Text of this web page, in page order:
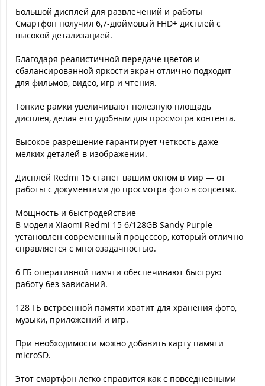
Большой дисплей для развлечений и работы
Смартфон получил 6,7-дюймовый FHD+ дисплей с
высокой детализацией.
Благодаря реалистичной передаче цветов и
сбалансированной яркости экран отлично подходит
для фильмов, видео, игр и чтения.
Тонкие рамки увеличивают полезную площадь
дисплея, делая его удобным для просмотра контента.
Высокое разрешение гарантирует четкость даже
мелких деталей в изображении.
Дисплей Redmi 15 станет вашим окном в мир — от
работы с документами до просмотра фото в соцсетях.
Мощность и быстродействие
В модели Xiaomi Redmi 15 6/128GB Sandy Purple
установлен современный процессор, который отлично
справляется с многозадачностью.
6 ГБ оперативной памяти обеспечивают быструю
работу без зависаний.
128 ГБ встроенной памяти хватит для хранения фото,
музыки, приложений и игр.
При необходимости можно добавить карту памяти
microSD.
Этот смартфон легко справится как с повседневными